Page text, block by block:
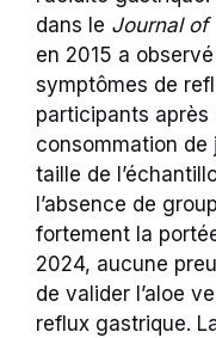
dans le Journal of
en 2015 a
symptômes de
participants après
consommation de
taille de
l’absence de
fortement la
2024, aucune
de valider l’aloe
reflux gastrique.